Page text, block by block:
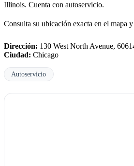
Illinois. Cuenta con autoservicio.
Consulta su ubicación exacta en el mapa
Dirección: 130 West North Avenue,
Ciudad: Chicago
Autoservicio